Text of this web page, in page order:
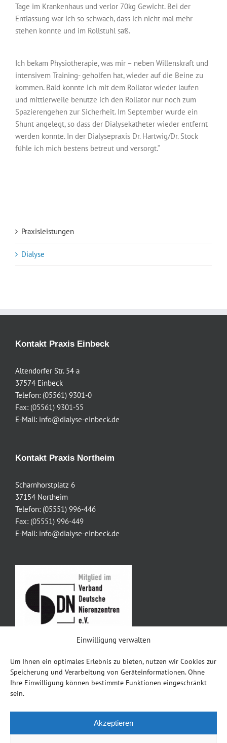
Einwilligung verwalten
Um Ihnen ein optimales Erlebnis zu bieten, nutzen wir Cookies zur
Speicherung und Verarbeitung von Geräteinformationen. Ohne
Ihre Einwilligung können bestimmte Funktionen eingeschränkt
sein.
Akzeptieren
Tage im Krankenhaus und verlor 70kg Gewicht. Bei der
Entlassung war ich so schwach, dass ich nicht mal mehr
stehen konnte und im Rollstuhl saß.
Ich bekam Physiotherapie, was mir – neben Willenskraft und
intensivem Training- geholfen hat, wieder auf die Beine zu
kommen. Bald konnte ich mit dem Rollator wieder laufen
und mittlerweile benutze ich den Rollator nur noch zum
Spazierengehen zur Sicherheit. Im September wurde ein
Shunt angelegt, so dass der Dialysekatheter wieder entfernt
werden konnte. In der Dialysepraxis Dr. Hartwig/Dr. Stock
fühle ich mich bestens betreut und versorgt.“
Praxisleistungen
Dialyse
Kontakt Praxis Einbeck
Altendorfer Str. 54 a
37574 Einbeck
Telefon: (05561) 9301-0
Fax: (05561) 9301-55
E-Mail: info@dialyse-einbeck.de
Kontakt Praxis Northeim
Scharnhorstplatz 6
37154 Northeim
Telefon: (05551) 996-446
Fax: (05551) 996-449
E-Mail: info@dialyse-einbeck.de
Impressum
Datenschutz